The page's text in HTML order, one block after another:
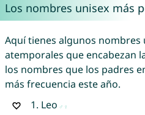
Los nombres unisex más
Aquí tienes algunos nombres
atemporales que encabezan
los nombres que los padres
más frecuencia este año.
1. Leo